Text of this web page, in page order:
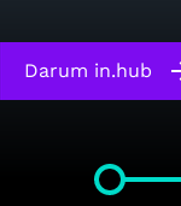
Darum in.hub